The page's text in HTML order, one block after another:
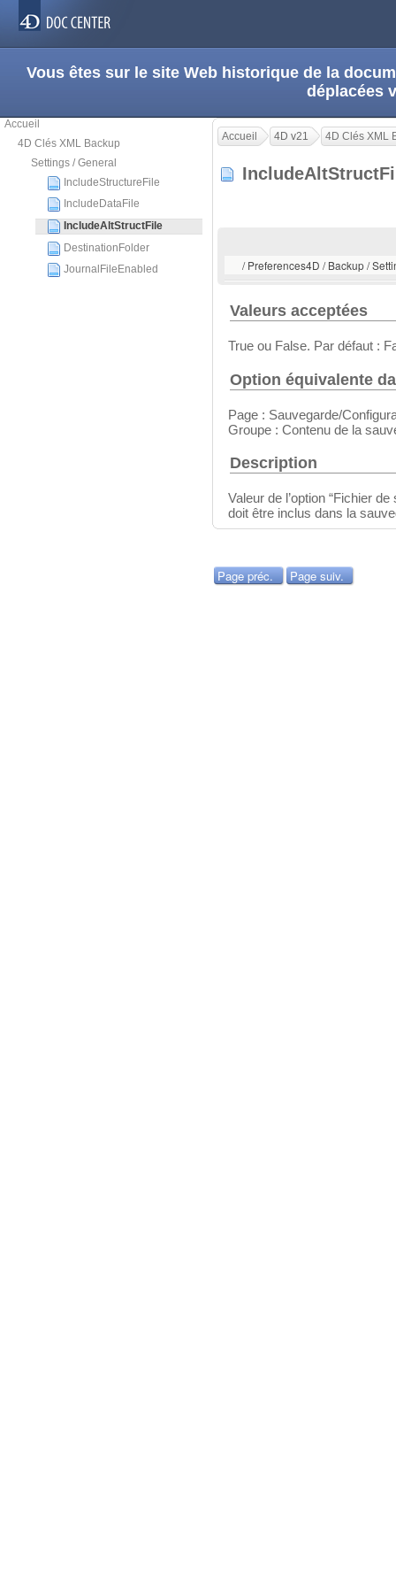
Vous êtes sur le site Web historique de la
déplacées
Accueil
4D Clés XML Backup
Settings / General
IncludeStructureFile
IncludeDataFile
IncludeAltStructFile
DestinationFolder
JournalFileEnabled
Accueil 4D v21 4D Clés XML
/ Preferences4D / Backup /
Valeurs acceptées
True ou False. Par défaut :
Option équivalente
Page : Sauvegarde/
Groupe : Contenu de la
Description
Valeur de l’option “Fichier
doit être inclus dans la
Page préc. Page suiv.